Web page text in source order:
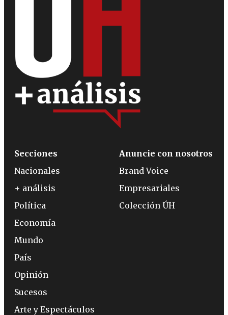
Secciones
Nacionales
+ análisis
Política
Economía
Mundo
País
Opinión
Sucesos
Arte y Espectáculos
Anuncie con nosotros
Brand Voice
Empresariales
Colección ÚH